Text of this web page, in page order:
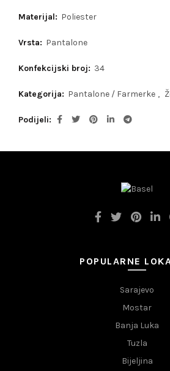
Materijal: Poliester
Vrsta: Pantalone
Konfekcijski broj: 34
Kategorija: Pantalone / Farmerke ,
Podijeli
POPULARNE
Sarajevo
Mostar
Banja Luka
Tuzla
Bijeljina